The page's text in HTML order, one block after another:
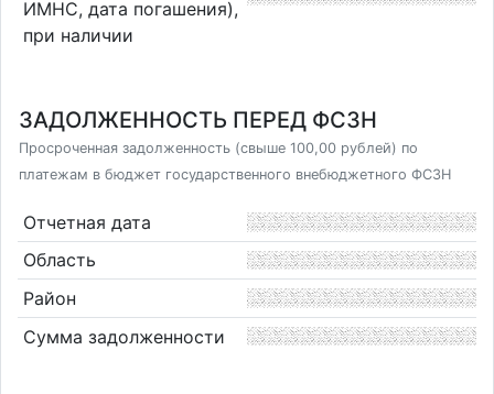
ИМНС, дата погашения),
при наличии
ЗАДОЛЖЕННОСТЬ ПЕРЕД ФСЗН
Просроченная задолженность (свыше 100,00 рублей) по
платежам в бюджет государственного внебюджетного ФСЗН
Отчетная дата
Область
Район
Сумма задолженности